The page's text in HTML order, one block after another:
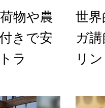
物や農
きで安
ラ
世
ガ
リ